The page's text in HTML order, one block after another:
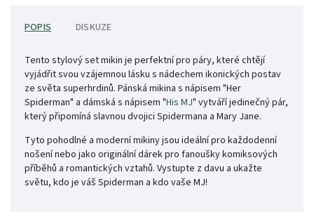
POPIS DISKUZE
Tento stylový set mikin je perfektní pro páry, které chtějí
vyjádřit svou vzájemnou lásku s nádechem ikonických postav
ze světa superhrdinů. Pánská mikina s nápisem "Her
Spiderman" a dámská s nápisem "His MJ" vytváří jedinečný pár,
který připomíná slavnou dvojici Spidermana a Mary Jane.
Tyto pohodlné a moderní mikiny jsou ideální pro každodenní
nošení nebo jako originální dárek pro fanoušky komiksových
příběhů a romantických vztahů. Vystupte z davu a ukažte
světu, kdo je váš Spiderman a kdo vaše MJ!